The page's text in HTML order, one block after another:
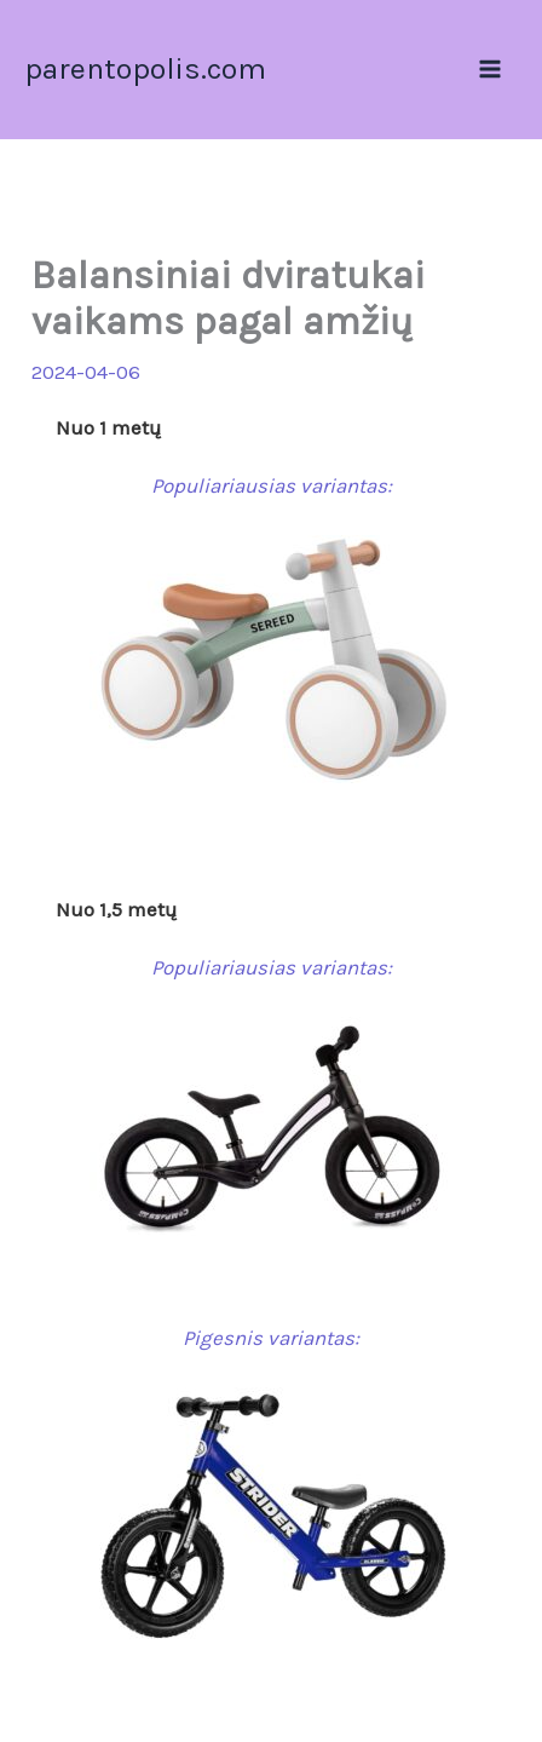
turinio
parentopolis.com
Balansiniai dviratukai
vaikams pagal amžių
2024-04-06
Nuo 1 metų
Populiariausias variantas:
Nuo 1,5 metų
Populiariausias variantas:
Pigesnis variantas: